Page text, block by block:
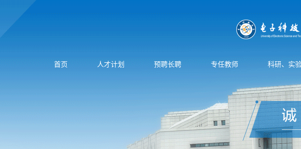
首页 人才计划 预聘长聘 专任教师 科研、实